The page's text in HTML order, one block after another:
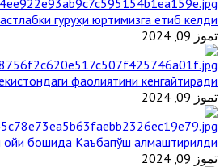
гуруҳи юртимизга етиб келди
تموز 09, 2024
фаолиятини кенгайтиради
تموز 09, 2024
ойи бошида Каъбапўш алмаштирилди
تموز 09, 2024